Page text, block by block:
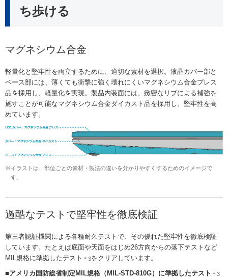
ち歩ける
マグネシウム合金
軽量化と堅牢性を両立するために、適切な素材を選択。液晶カバー部と
ベース部には、薄くても衝撃に強く壊れにくいマグネシウム合金プレス
品を採用し、軽量化を実現。製品内装面には、緻密なリブによる補強を
施すことが可能なマグネシウム合金ダイカスト品を採用し、堅牢性を高
めています。
※イラストは、部位ごとの素材・製法の違いを分かりやすくするためのイメージで
す。
過酷なテストで堅牢性を徹底検証
第三者認証機関による各種耐久テストで、その優れた堅牢性を徹底検証
しています。たとえば底面や天面をはじめ26方向からの落下テストなど
MIL規格に準拠したテスト ＊3をクリアしています。
■アメリカ国防総省制定MIL規格（MIL-STD-810G）に準拠したテスト ＊3